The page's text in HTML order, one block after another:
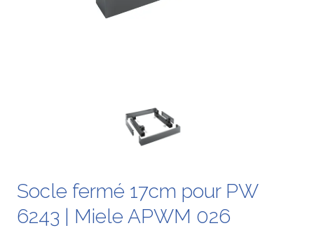
Socle fermé 17cm pour PW
6243 | Miele APWM 026